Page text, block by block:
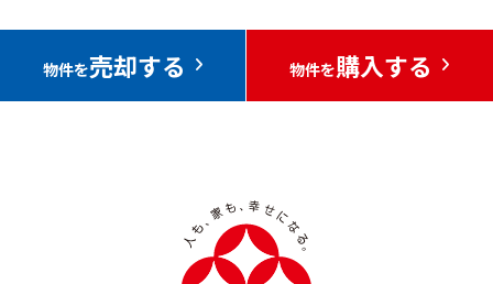
物件を売却する 物件を購入する